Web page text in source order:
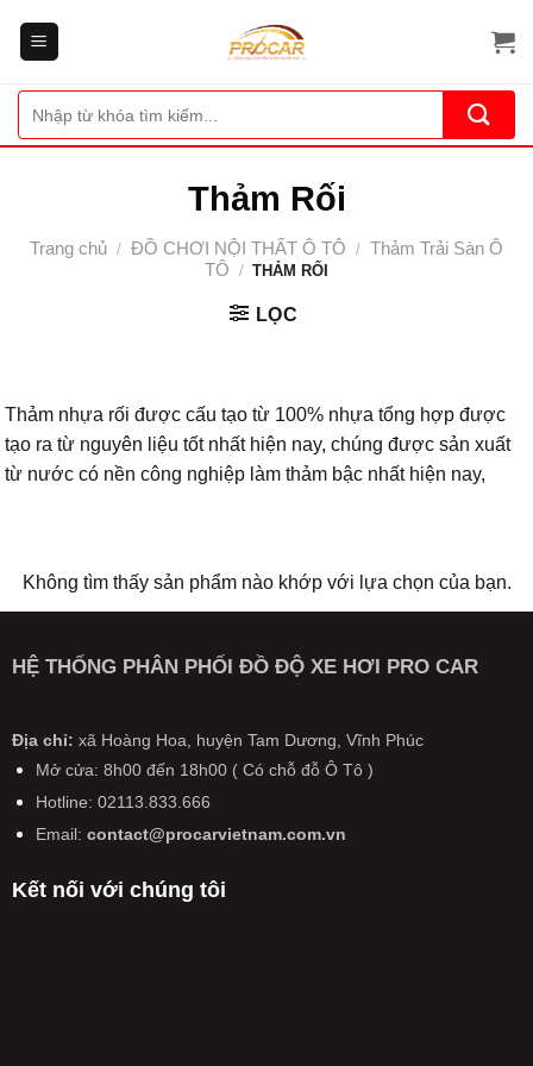
kiếm:
Thảm Rối
Trang chủ / ĐỒ CHƠI NỘI THẤT Ô TÔ / Thảm Trải Sàn Ô
TÔ / THẢM RỐI
LỌC
Thảm nhựa rối được cấu tạo từ 100% nhựa tổng hợp được
tạo ra từ nguyên liệu tốt nhất hiện nay, chúng được sản xuất
từ nước có nền công nghiệp làm thảm bậc nhất hiện nay,
Không tìm thấy sản phẩm nào khớp với lựa chọn của bạn.
HỆ THỐNG PHÂN PHỐI ĐỒ ĐỘ XE HƠI PRO CAR
Địa chỉ: xã Hoàng Hoa, huyện Tam Dương, Vĩnh Phúc
Mở cửa: 8h00 đến 18h00 ( Có chỗ đỗ Ô Tô )
Hotline: 02113.833.666
Email:contact@procarvietnam.com.vn
Kết nối với chúng tôi